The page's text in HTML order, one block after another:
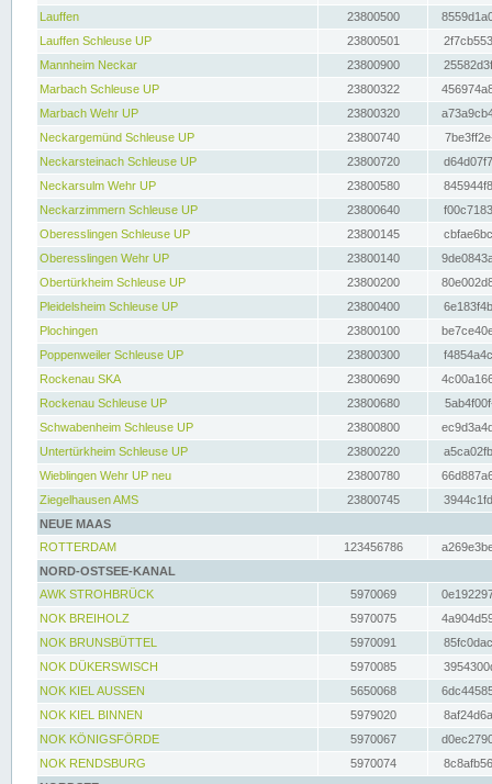
Lauffen
23800500
Lauffen Schleuse UP
23800501
Mannheim Neckar
23800900
Marbach Schleuse UP
23800322
Marbach Wehr UP
23800320
Neckargemünd Schleuse UP
23800740
Neckarsteinach Schleuse UP
23800720
Neckarsulm Wehr UP
23800580
Neckarzimmern Schleuse UP
23800640
Oberesslingen Schleuse UP
23800145
Oberesslingen Wehr UP
23800140
Obertürkheim Schleuse UP
23800200
Pleidelsheim Schleuse UP
23800400
Plochingen
23800100
Poppenweiler Schleuse UP
23800300
Rockenau SKA
23800690
Rockenau Schleuse UP
23800680
Schwabenheim Schleuse UP
23800800
Untertürkheim Schleuse UP
23800220
Wieblingen Wehr UP neu
23800780
Ziegelhausen AMS
23800745
NEUE MAAS
ROTTERDAM
123456786
NORD-OSTSEE-KANAL
AWK STROHBRÜCK
5970069
NOK BREIHOLZ
5970075
NOK BRUNSBÜTTEL
5970091
NOK DÜKERSWISCH
5970085
NOK KIEL AUSSEN
5650068
NOK KIEL BINNEN
5979020
NOK KÖNIGSFÖRDE
5970067
NOK RENDSBURG
5970074